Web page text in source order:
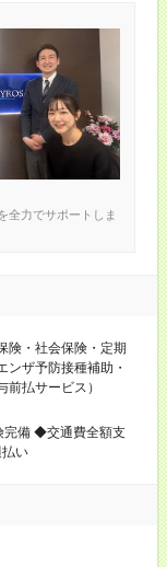
全力でサポートしま
険・社会保険・定期
ンザ予防接種補助・
払サービス）
備 ◆交通費全額支
い